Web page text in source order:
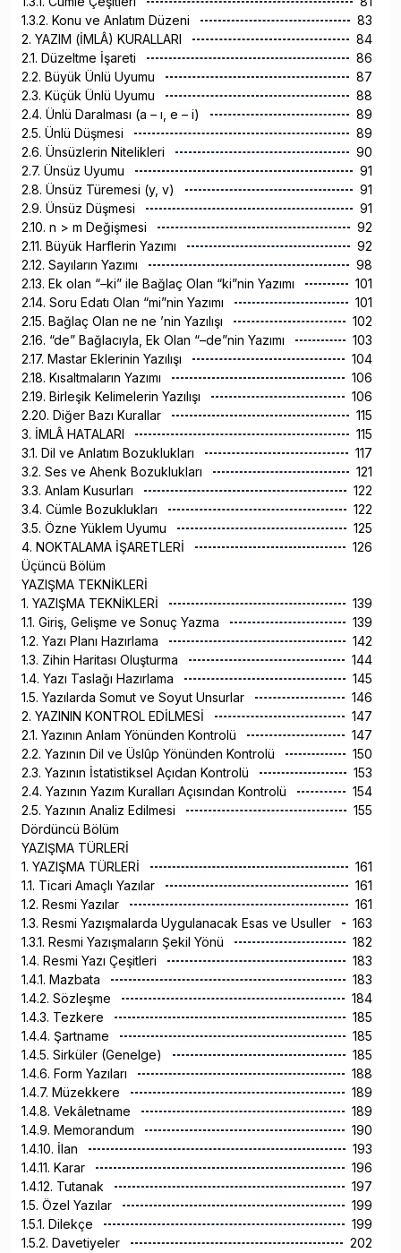
1.3.2. Konu ve Anlatım Düzeni
83
2. YAZIM (İMLÂ) KURALLARI
84
2.1. Düzeltme İşareti
86
2.2. Büyük Ünlü Uyumu
87
2.3. Küçük Ünlü Uyumu
88
2.4. Ünlü Daralması (a – ı, e – i)
89
2.5. Ünlü Düşmesi
89
2.6. Ünsüzlerin Nitelikleri
90
2.7. Ünsüz Uyumu
91
2.8. Ünsüz Türemesi (y, v)
91
2.9. Ünsüz Düşmesi
91
2.10. n > m Değişmesi
92
2.11. Büyük Harflerin Yazımı
92
2.12. Sayıların Yazımı
98
2.13. Ek olan “–ki” ile Bağlaç Olan “ki”nin Yazımı
101
2.14. Soru Edatı Olan “mi”nin Yazımı
101
2.15. Bağlaç Olan ne ne ’nin Yazılışı
102
2.16. “de” Bağlacıyla, Ek Olan “–de”nin Yazımı
103
2.17. Mastar Eklerinin Yazılışı
104
2.18. Kısaltmaların Yazımı
106
2.19. Birleşik Kelimelerin Yazılışı
106
2.20. Diğer Bazı Kurallar
115
3. İMLÂ HATALARI
115
3.1. Dil ve Anlatım Bozuklukları
117
3.2. Ses ve Ahenk Bozuklukları
121
3.3. Anlam Kusurları
122
3.4. Cümle Bozuklukları
122
3.5. Özne Yüklem Uyumu
125
4. NOKTALAMA İŞARETLERİ
126
Üçüncü Bölüm
YAZIŞMA TEKNİKLERİ
1. YAZIŞMA TEKNİKLERİ
139
1.1. Giriş, Gelişme ve Sonuç Yazma
139
1.2. Yazı Planı Hazırlama
142
1.3. Zihin Haritası Oluşturma
144
1.4. Yazı Taslağı Hazırlama
145
1.5. Yazılarda Somut ve Soyut Unsurlar
146
2. YAZININ KONTROL EDİLMESİ
147
2.1. Yazının Anlam Yönünden Kontrolü
147
2.2. Yazının Dil ve Üslûp Yönünden Kontrolü
150
2.3. Yazının İstatistiksel Açıdan Kontrolü
153
2.4. Yazının Yazım Kuralları Açısından Kontrolü
154
2.5. Yazının Analiz Edilmesi
155
Dördüncü Bölüm
YAZIŞMA TÜRLERİ
1. YAZIŞMA TÜRLERİ
161
1.1. Ticari Amaçlı Yazılar
161
1.2. Resmi Yazılar
161
1.3. Resmi Yazışmalarda Uygulanacak Esas ve Usuller
163
1.3.1. Resmi Yazışmaların Şekil Yönü
182
1.4. Resmi Yazı Çeşitleri
183
1.4.1. Mazbata
183
1.4.2. Sözleşme
184
1.4.3. Tezkere
185
1.4.4. Şartname
185
1.4.5. Sirküler (Genelge)
185
1.4.6. Form Yazıları
188
1.4.7. Müzekkere
189
1.4.8. Vekâletname
189
1.4.9. Memorandum
190
1.4.10. İlan
193
1.4.11. Karar
196
1.4.12. Tutanak
197
1.5. Özel Yazılar
199
1.5.1. Dilekçe
199
1.5.2. Davetiyeler
202